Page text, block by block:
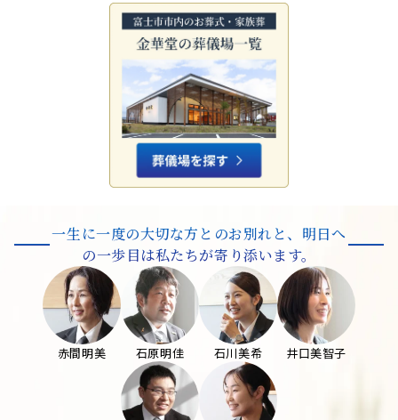
一生に一度の大切な方とのお別れと、 明日へ
の一歩目は私たちが寄り添います。
赤間明美 石原明佳 石川美希 井口美智子